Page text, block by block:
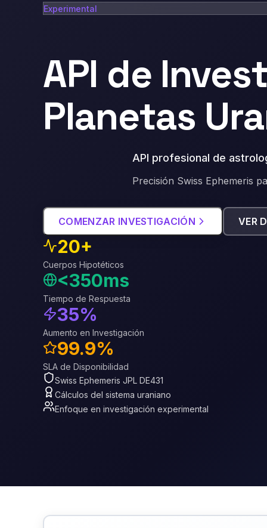
Experimental
API de
Planetas
API profesional de
Precisión Swiss Ephemeris
COMENZAR INVESTIGACIÓN VER
20+
Cuerpos Hipotéticos
<350ms
Tiempo de Respuesta
35%
Aumento en Investigación
99.9%
SLA de Disponibilidad
Swiss Ephemeris JPL DE431
Cálculos del sistema uraniano
Enfoque en investigación experimental